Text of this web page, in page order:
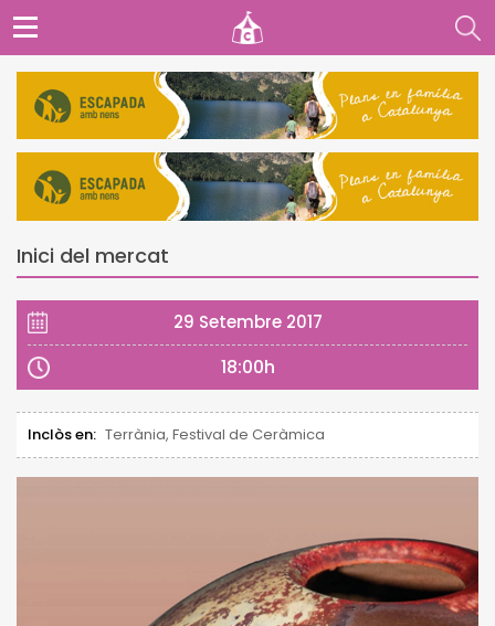
Inici del mercat
29 Setembre 2017
18:00h
Inclòs en: Terrània, Festival de Ceràmica